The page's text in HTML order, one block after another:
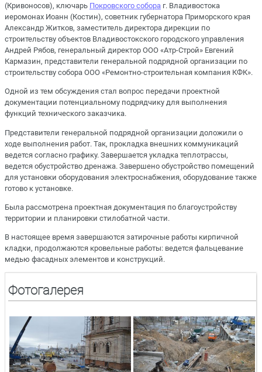
(Кривоносов), ключарь Покровского собора г. Владивостока
иеромонах Иоанн (Костин), советник губернатора Приморского края
Александр Житков, заместитель директора дирекции по
строительству объектов Владивостокского городского управления
Андрей Рябов, генеральный директор ООО «Атр-Строй» Евгений
Кармазин, представители генеральной подрядной организации по
строительству собора ООО «Ремонтно-строительная компания КФК».
Одной из тем обсуждения стал вопрос передачи проектной
документации потенциальному подрядчику для выполнения
функций технического заказчика.
Представители генеральной подрядной организации доложили о
ходе выполнения работ. Так, прокладка внешних коммуникаций
ведется согласно графику. Завершается укладка теплотрассы,
ведется обустройство дренажа. Завершено обустройство помещений
для установки оборудования электроснабжения, оборудование также
готово к установке.
Была рассмотрена проектная документация по благоустройству
территории и планировки стилобатной части.
В настоящее время завершаются затирочные работы кирпичной
кладки, продолжаются кровельные работы: ведется фальцевание
медью фасадных элементов и конструкций.
Фотогалерея